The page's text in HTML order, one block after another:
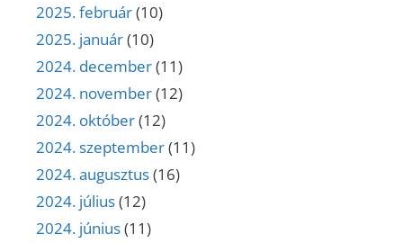
2025. február(10)
2025. január(10)
2024. december(11)
2024. november(12)
2024. október(12)
2024. szeptember(11)
2024. augusztus(16)
2024. július(12)
2024. június(11)